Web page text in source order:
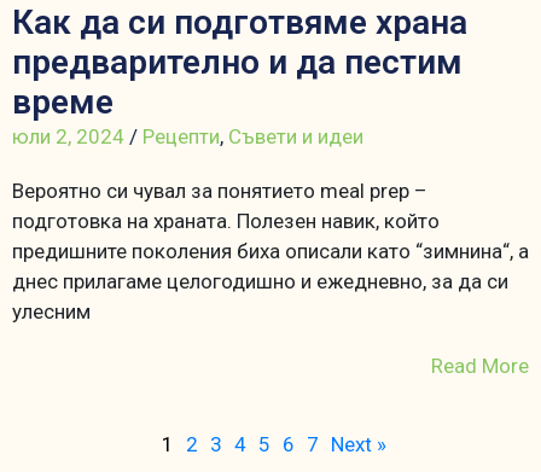
Как да си подготвяме храна
предварително и да пестим
време
юли 2, 2024 / Рецепти, Съвети и идеи
Вероятно си чувал за понятието meal prep –
подготовка на храната. Полезен навик, който
предишните поколения биха описали като “зимнина“, а
днес прилагаме целогодишно и ежедневно, за да си
улесним
Read More
1 2 3 4 5 6 7 Next »